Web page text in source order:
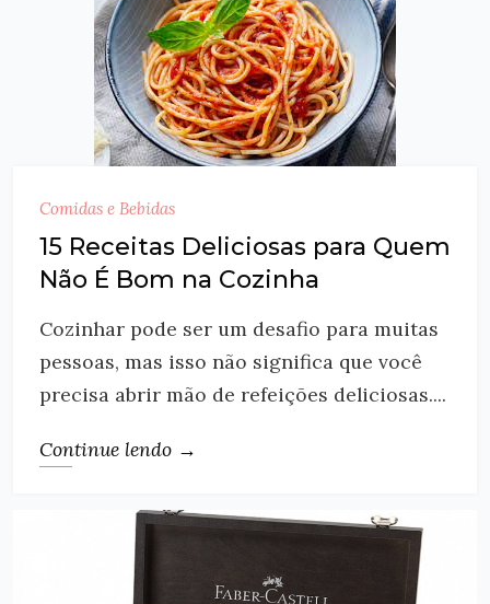
Comidas e Bebidas
15 Receitas Deliciosas para Quem
Não É Bom na Cozinha
Cozinhar pode ser um desafio para muitas
pessoas, mas isso não significa que você
precisa abrir mão de refeições deliciosas....
Continue lendo →